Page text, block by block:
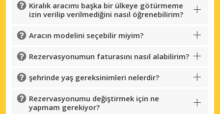
Kiralık aracımı başka bir ülkeye götürmeme
izin verilip verilmediğini nasıl öğrenebilirim?
Aracın modelini seçebilir miyim?
Rezervasyonumun faturasını nasıl alabilirim?
şehrinde yaş gereksinimleri nelerdir?
Rezervasyonumu değiştirmek için ne
yapmam gerekiyor?